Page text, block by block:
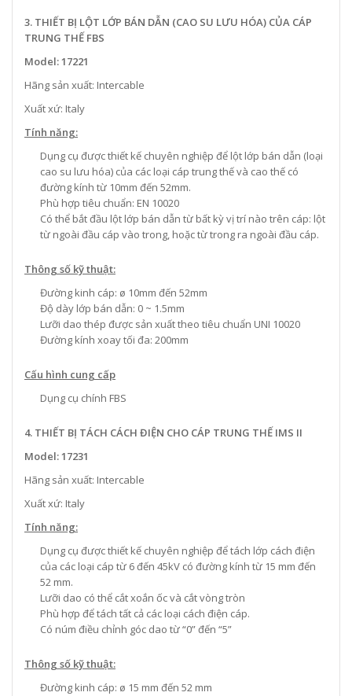
3. THIẾT BỊ LỘT LỚP BÁN DẪN (CAO SU LƯU HÓA) CỦA CÁP
TRUNG THẾ FBS
Model: 17221
Hãng sản xuất: Intercable
Xuất xứ: Italy
Tính năng:
Dụng cụ được thiết kế chuyên nghiệp để lột lớp bán dẫn (loại
cao su lưu hóa) của các loại cáp trung thế và cao thế có
đường kính từ 10mm đến 52mm.
Phù hợp tiêu chuẩn: EN 10020
Có thể bắt đầu lột lớp bán dẫn từ bất kỳ vị trí nào trên cáp: lột
từ ngoài đầu cáp vào trong, hoặc từ trong ra ngoài đầu cáp.
Thông số kỹ thuật:
Đường kinh cáp: ø 10mm đến 52mm
Độ dày lớp bán dẫn: 0 ~ 1.5mm
Lưỡi dao thép được sản xuất theo tiêu chuẩn UNI 10020
Đường kính xoay tối đa: 200mm
Cấu hình cung cấp
Dụng cụ chính FBS
4. THIẾT BỊ TÁCH CÁCH ĐIỆN CHO CÁP TRUNG THẾ IMS II
Model: 17231
Hãng sản xuất: Intercable
Xuất xứ: Italy
Tính năng:
Dụng cụ được thiết kế chuyên nghiệp để tách lớp cách điện
của các loại cáp từ 6 đến 45kV có đường kính từ 15 mm đến
52 mm.
Lưỡi dao có thể cắt xoắn ốc và cắt vòng tròn
Phù hợp để tách tất cả các loại cách điện cáp.
Có núm điều chỉnh góc dao từ “0” đến “5”
Thông số kỹ thuật:
Đường kinh cáp: ø 15 mm đến 52 mm